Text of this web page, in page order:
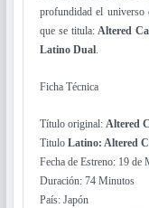
profundidad el universo
que se titula: Altered
Latino Dual
Ficha Técnica
Título original: Altered
Titulo Latino: Altered
Fecha de Estreno: 19 de
Duración: 74 Minutos
País: Japón